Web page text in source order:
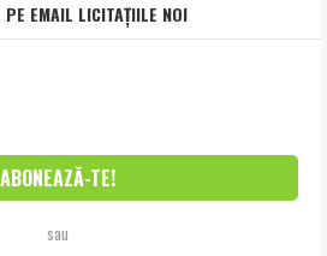
PE EMAIL LICITAȚIILE NOI
sau